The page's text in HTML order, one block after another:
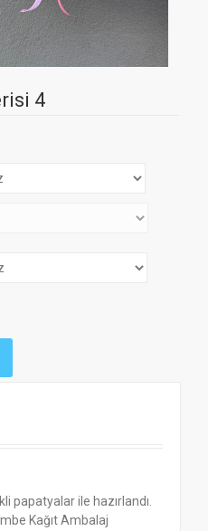
4
papatyalar ile hazırlandı.
Kağıt Ambalaj